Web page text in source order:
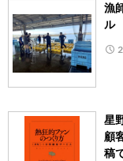
漁
ル
星
顧
稿